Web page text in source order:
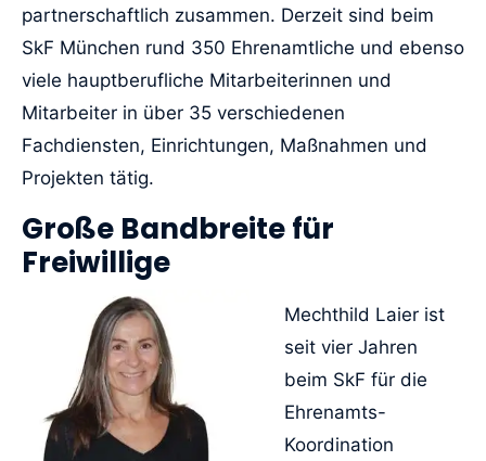
partnerschaftlich zusammen. Derzeit sind beim
SkF München rund 350 Ehrenamtliche und ebenso
viele hauptberufliche Mitarbeiterinnen und
Mitarbeiter in über 35 verschiedenen
Fachdiensten, Einrichtungen, Maßnahmen und
Projekten tätig.
Große Bandbreite für
Freiwillige
Mechthild Laier ist
seit vier Jahren
beim SkF für die
Ehrenamts-
Koordination